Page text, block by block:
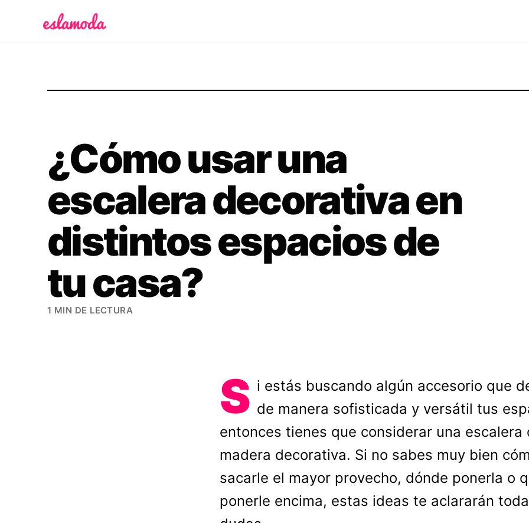
¿Cómo usar una
escalera decorativa en
distintos espacios de
tu casa?
1 MIN DE LECTURA
S i estás buscando algún accesorio que
de manera sofisticada y versátil tus
entonces tienes que considerar una escalera
madera decorativa. Si no sabes muy bien
sacarle el mayor provecho, dónde ponerla o
ponerle encima, estas ideas te aclararán